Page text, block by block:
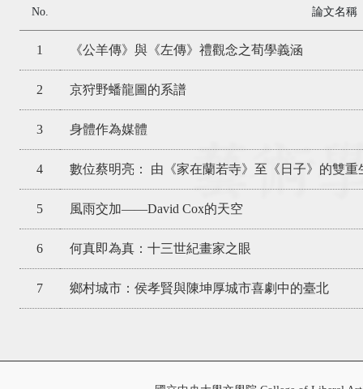
No. 論文名稱
1 《公羊傳》與《左傳》禮觀念之荀學義涵
2 京狩野蟠龍圖的系譜
3 身體作為媒體
4 數位蔡明亮： 由《家在蘭若寺》至《日子》的雙重
5 風雨交加——David Cox的天空
6 何真即為真：十三世紀畫家之眼
7 鄉村城市：侯孝賢與陳坤厚城市喜劇中的臺北